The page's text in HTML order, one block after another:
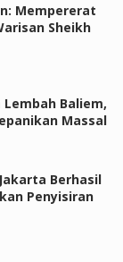
Mempererat
Sheikh
Baliem,
Massal
Berhasil
Penyisiran